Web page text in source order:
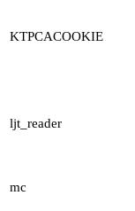
KTPCACOOKIE
ljt_reader
mc